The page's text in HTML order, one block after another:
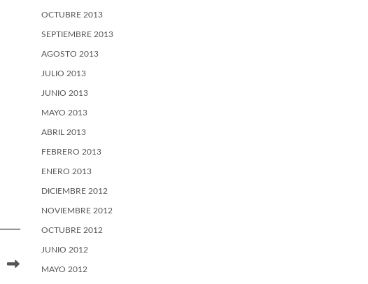
OCTUBRE 2013
SEPTIEMBRE 2013
AGOSTO 2013
JULIO 2013
JUNIO 2013
MAYO 2013
ABRIL 2013
FEBRERO 2013
ENERO 2013
DICIEMBRE 2012
NOVIEMBRE 2012
OCTUBRE 2012
JUNIO 2012
MAYO 2012